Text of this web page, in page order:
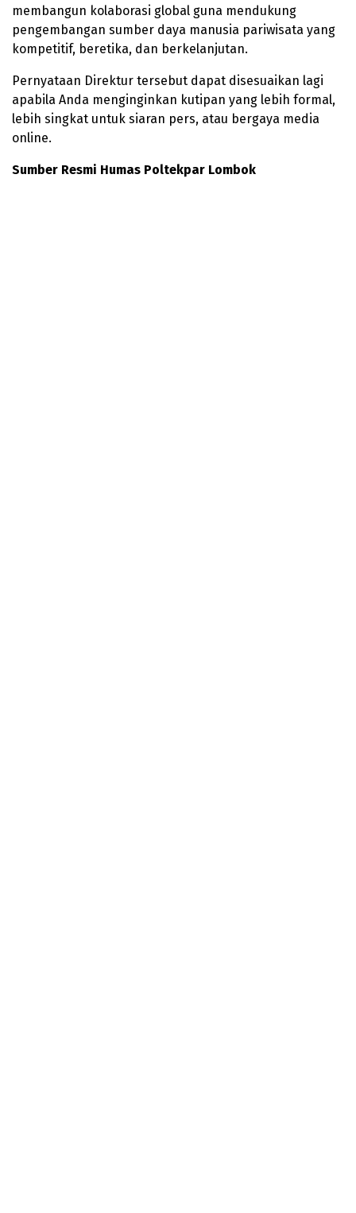
membangun kolaborasi global guna mendukung
pengembangan sumber daya manusia pariwisata yang
kompetitif, beretika, dan berkelanjutan.
Pernyataan Direktur tersebut dapat disesuaikan lagi
apabila Anda menginginkan kutipan yang lebih formal,
lebih singkat untuk siaran pers, atau bergaya media
online.
Sumber Resmi Humas Poltekpar Lombok